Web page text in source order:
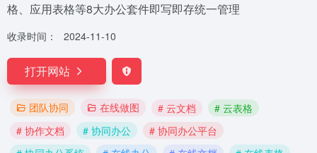
格、应用表格等8大办公套件即写即存统一管理
收录时间： 2024-11-10
打开网站
团队协同 在线做图 # 云文档
# 云表格
# 协作文档
# 协同办公
# 协同办公平台